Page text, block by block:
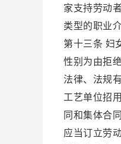
家支持劳动
类型的职业
第十三条 妇
性别为由拒
法律、法规
工艺单位招
同和集体合
应当订立劳